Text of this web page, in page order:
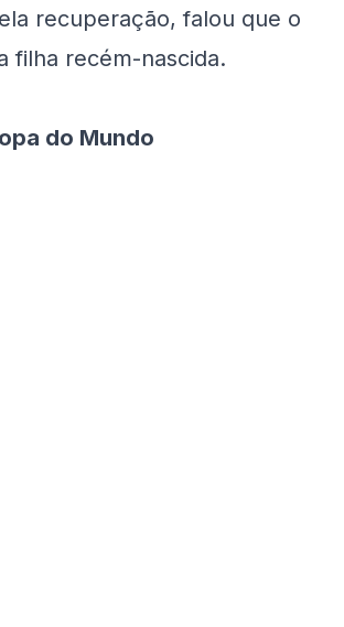
recuperação, falou que o
filha recém-nascida.
do Mundo